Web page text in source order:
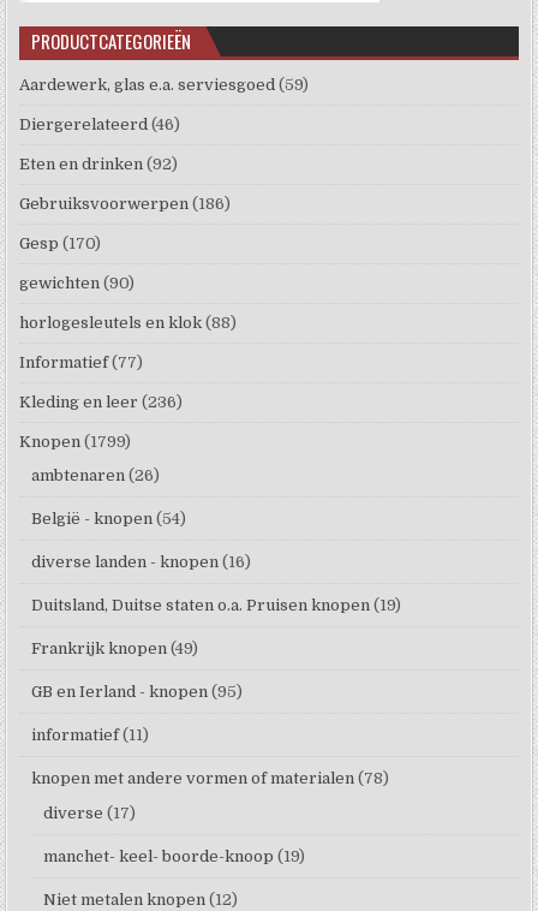
PRODUCTCATEGORIEËN
Aardewerk, glas e.a. serviesgoed (59)
Diergerelateerd (46)
Eten en drinken (92)
Gebruiksvoorwerpen (186)
Gesp (170)
gewichten (90)
horlogesleutels en klok (88)
Informatief (77)
Kleding en leer (236)
Knopen (1799)
ambtenaren (26)
België - knopen (54)
diverse landen - knopen (16)
Duitsland, Duitse staten o.a. Pruisen knopen (19)
Frankrijk knopen (49)
GB en Ierland - knopen (95)
informatief (11)
knopen met andere vormen of materialen (78)
diverse (17)
manchet- keel- boorde-knoop (19)
Niet metalen knopen (12)